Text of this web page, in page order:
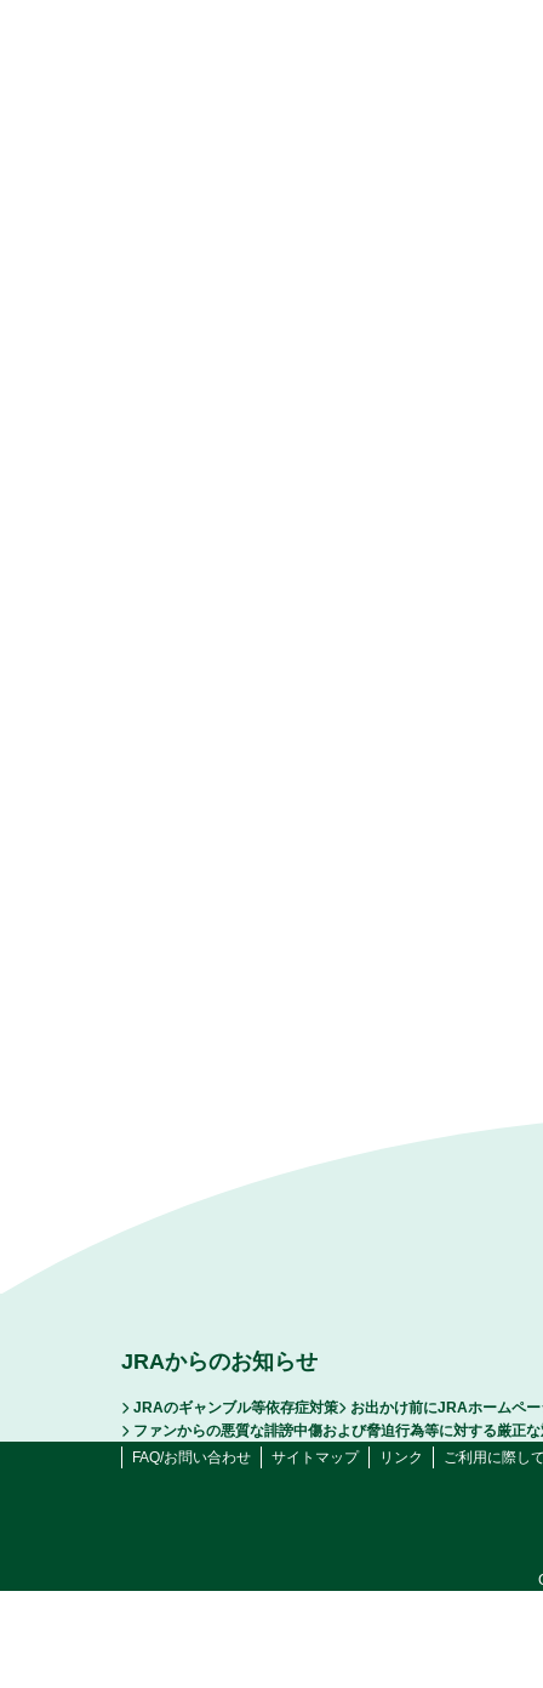
JRAからのお知らせ
JRAのギャンブル等依存症対策
お出かけ前にJRAホームペ
ファンからの悪質な誹謗中傷および脅迫行為等に対する厳正
FAQ/お問い合わせ
サイトマップ リンク ご利用に際し